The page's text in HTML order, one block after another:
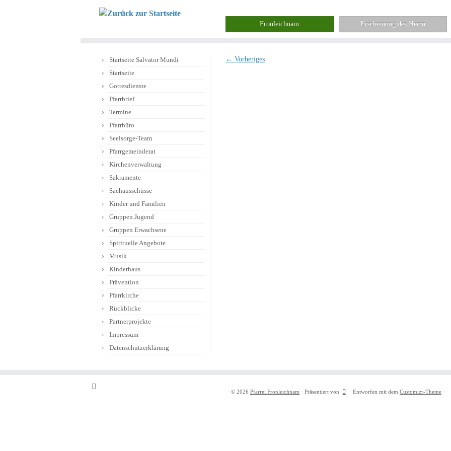
Fronleichnam Erscheinung des Herrn
Startseite Salvator Mundi
Startseite
Gottesdienste
Pfarrbrief
Termine
Pfarrbüro
Seelsorge-Team
Pfarrgemeinderat
Kirchenverwaltung
Sakramente
Sachausschüsse
Kinder und Familien
Gruppen Jugend
Gruppen Erwachsene
Spirituelle Angebote
Musik
Kinderhaus
Prävention
Pfarrkirche
Rückblicke
Partnerprojekte
Impressum
Datenschutzerklärung
← Vorheriges
· © 2026 Pfarrei Fronleichnam · Präsentiert von · Entworfen mit dem Customizr-Theme·